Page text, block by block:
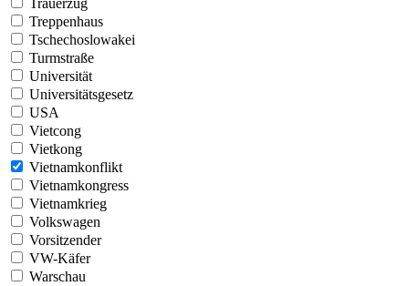
Trauerzug
Treppenhaus
Tschechoslowakei
Turmstraße
Universität
Universitätsgesetz
USA
Vietcong
Vietkong
Vietnamkonflikt
Vietnamkongress
Vietnamkrieg
Volkswagen
Vorsitzender
VW-Käfer
Warschau